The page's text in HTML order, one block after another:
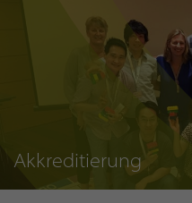
Akkreditierung